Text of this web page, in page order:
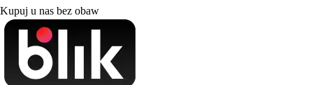
Kupuj u nas bez obaw